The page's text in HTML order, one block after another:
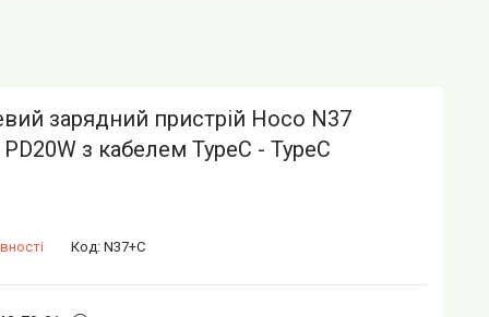
зарядний пристрій Hoco N37
з кабелем TypeC - TypeC
Код: N37+C